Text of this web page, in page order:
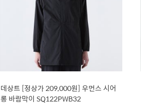
데상트 [정상가 209,000원] 우먼스 시어
롱 바람막이 SQ122PWB32